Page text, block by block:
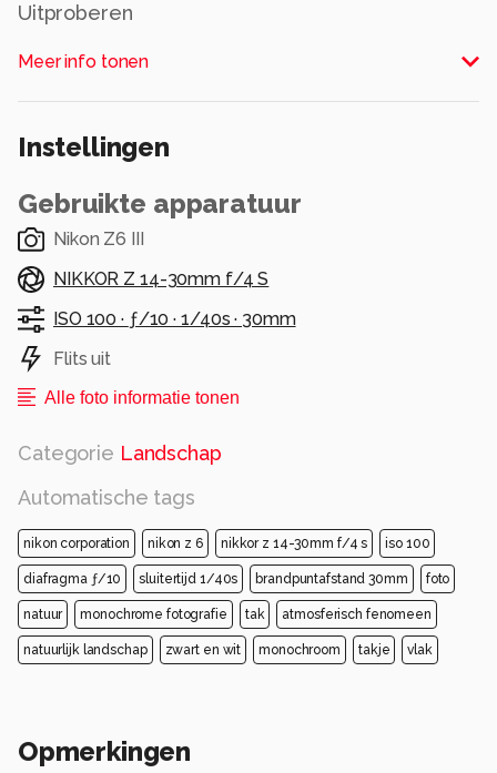
Uitproberen
Alle rechten voorbehouden
Meer info tonen
Instellingen
Gebruikte apparatuur
Nikon Z6 III
NIKKOR Z 14-30mm f/4 S
ISO 100 · ƒ/10 · 1/40s · 30mm
Flits uit
Alle foto informatie tonen
Categorie Landschap
Automatische tags
nikon corporation nikon z 6 nikkor z 14-30mm f/4 s iso 100
diafragma ƒ/10 sluitertijd 1/40s brandpuntafstand 30mm foto
natuur monochrome fotografie tak atmosferisch fenomeen
natuurlijk landschap zwart en wit monochroom takje vlak
Opmerkingen